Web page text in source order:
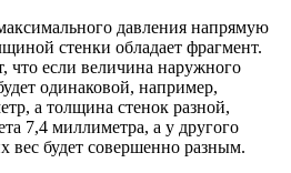
давления напрямую
стенки обладает фрагмент.
что если величина наружного
одинаковой, например,
а толщина стенок разной,
7,4 миллиметра, а у другого
вес будет совершенно разным.